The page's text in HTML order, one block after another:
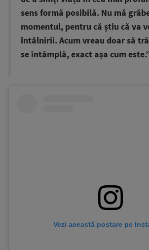
sens formă posibilă. Nu mă
momentul, pentru că știu că va
întâlnirii. Acum vreau doar să
se întâmplă, exact așa cum
Vezi această postare pe